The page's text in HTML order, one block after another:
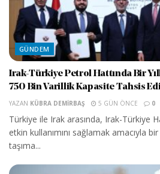
GÜNDEM
Irak-Türkiye Petrol Hattında Bir
750 Bin Varillik Kapasite Tahsis
YAZAN KÜBRA DEMIRBAŞ 5 GÜN ÖNCE 0
Türkiye ile Irak arasında, Irak-Türkiye
etkin kullanımını sağlamak amacıyla
taşıma...